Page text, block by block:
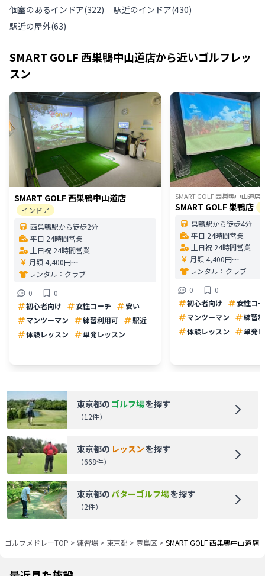
個室のあるインドア(322) 駅近のインドア(430)
駅近の屋外(63)
SMART GOLF 西巣鴨中山道店から近いゴルフレッ
スン
SMART GOLF 西巣鴨中山道店
インドア
西巣鴨駅から徒歩2分
平日 24時間営業
土日祝 24時間営業
月額 4,400円〜
レンタル： クラブ
0
0
初心者向け
女性コーチ
安い
マンツーマン
練習利用可
駅近
体験レッスン
単発レッスン
SMART GOLF 西巣鴨中山道店
SMART GOLF 巣鴨店
巣鴨駅から徒歩4分
平日 24時間営業
土日祝 24時間営業
月額 4,400円〜
レンタル： クラブ
0
0
初心者向け
女性コ
マンツーマン
練習
体験レッスン
単発
東京都の ゴルフ場を探す
（12件）
東京都の レッスンを探す
（668件）
東京都のパターゴルフ場を探す
（2件）
ゴルフメドレーTOP > 練習場 > 東京都 > 豊島区 > SMART GOLF 西巣鴨中山道店